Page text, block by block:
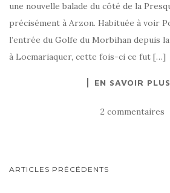
une nouvelle balade du côté de la
précisément à Arzon. Habituée à voir
l’entrée du Golfe du Morbihan depuis
à Locmariaquer, cette fois-ci ce fut […]
EN SAVOIR PLUS
2 commentaires
NAVIGATION
ARTICLES PRÉCÉDENTS